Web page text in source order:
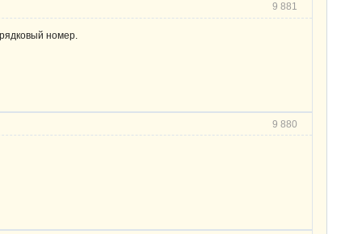
9 881
номер.
9 880